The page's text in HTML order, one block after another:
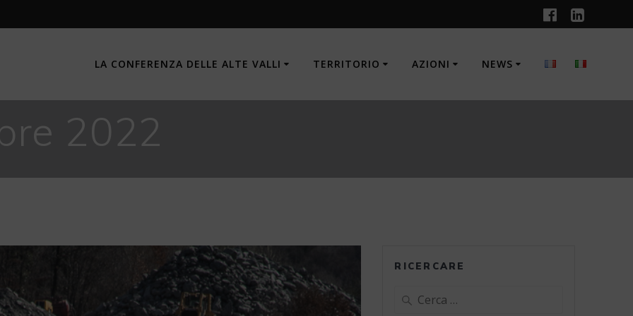
LA CONFERENZA DELLE ALTE VALLI TERRITORIO AZIONI NEWS
2022
RICERCARE
Ricerca
per: